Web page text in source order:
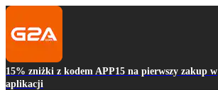
15% zniżki z kodem APP15 na pierwszy zakup w
aplikacji